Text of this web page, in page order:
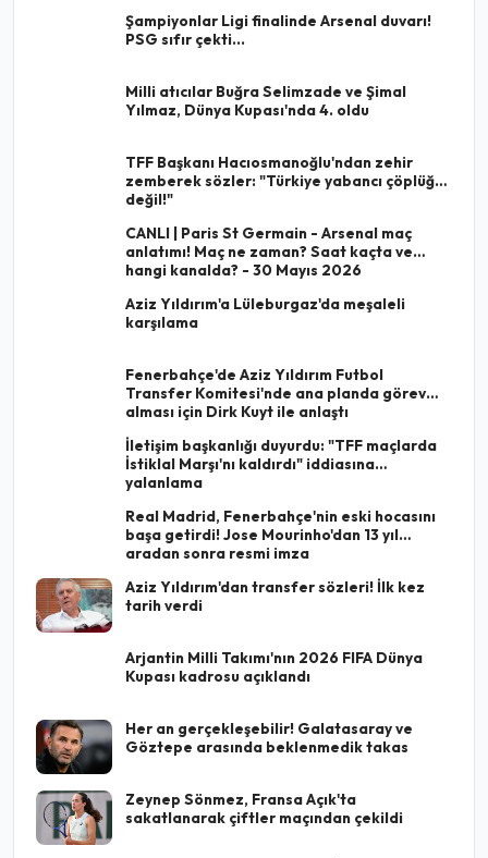
Şampiyonlar Ligi finalinde Arsenal duvarı!
PSG sıfır çekti...
Milli atıcılar Buğra Selimzade ve Şimal
Yılmaz, Dünya Kupası'nda 4. oldu
TFF Başkanı Hacıosmanoğlu'ndan zehir
zemberek sözler: "Türkiye yabancı çöplüğü
değil!"
CANLI | Paris St Germain - Arsenal maç
anlatımı! Maç ne zaman? Saat kaçta ve
hangi kanalda? - 30 Mayıs 2026
Aziz Yıldırım'a Lüleburgaz'da meşaleli
karşılama
Fenerbahçe'de Aziz Yıldırım Futbol
Transfer Komitesi'nde ana planda görev
alması için Dirk Kuyt ile anlaştı
İletişim başkanlığı duyurdu: "TFF maçlarda
İstiklal Marşı'nı kaldırdı" iddiasına
yalanlama
Real Madrid, Fenerbahçe'nin eski hocasını
başa getirdi! Jose Mourinho'dan 13 yıl
aradan sonra resmi imza
Aziz Yıldırım'dan transfer sözleri! İlk kez
tarih verdi
Arjantin Milli Takımı'nın 2026 FIFA Dünya
Kupası kadrosu açıklandı
Her an gerçekleşebilir! Galatasaray ve
Göztepe arasında beklenmedik takas
Zeynep Sönmez, Fransa Açık'ta
sakatlanarak çiftler maçından çekildi